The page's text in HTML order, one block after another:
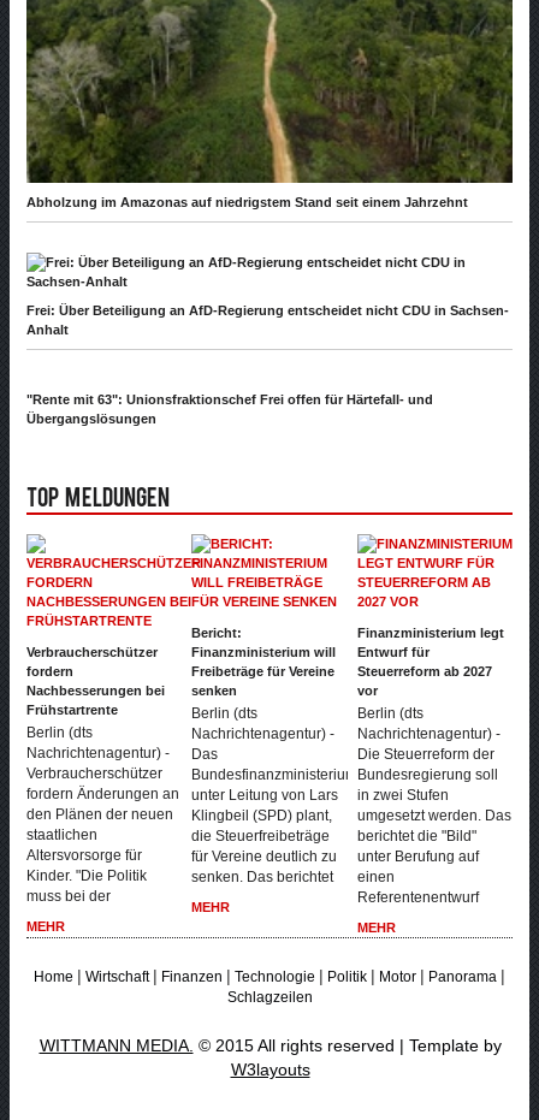
Abholzung im Amazonas auf niedrigstem Stand seit einem Jahrzehnt
Frei: Über Beteiligung an AfD-Regierung entscheidet nicht CDU in Sachsen-
Anhalt
"Rente mit 63": Unionsfraktionschef Frei offen für Härtefall- und
Übergangslösungen
Top Meldungen
Verbraucherschützer
fordern
Nachbesserungen bei
Frühstartrente
Berlin (dts
Nachrichtenagentur) -
Verbraucherschützer
fordern Änderungen an
den Plänen der neuen
staatlichen
Altersvorsorge für
Kinder. "Die Politik
muss bei der
MEHR
Bericht:
Finanzministerium will
Freibeträge für Vereine
senken
Berlin (dts
Nachrichtenagentur) -
Das
Bundesfinanzministerium
unter Leitung von Lars
Klingbeil (SPD) plant,
die Steuerfreibeträge
für Vereine deutlich zu
senken. Das berichtet
MEHR
Finanzministerium legt
Entwurf für
Steuerreform ab 2027
vor
Berlin (dts
Nachrichtenagentur) -
Die Steuerreform der
Bundesregierung soll
in zwei Stufen
umgesetzt werden. Das
berichtet die "Bild"
unter Berufung auf
einen
Referentenentwurf
MEHR
Home|Wirtschaft| Finanzen|Technologie| Politik| Motor| Panorama|
Schlagzeilen
WITTMANN MEDIA. © 2015 All rights reserved | Template by
W3layouts